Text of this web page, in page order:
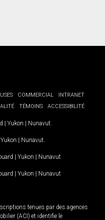
COMMERCIAL
INTRANET
TÉMOINS ACCESSIBILITÉ
| Yukon | Nunavut
Yukon | Nunavut
| Yukon | Nunavut
| Yukon | Nunavut
tenues par des agences
(ACI) et identifie le